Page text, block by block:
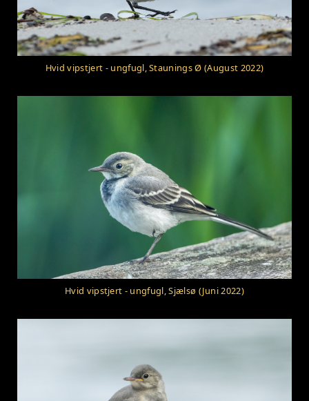
Hvid vipstjert - ungfugl, Staunings Ø (August 2022)
Hvid vipstjert - ungfugl, Sjælsø (Juni 2022)